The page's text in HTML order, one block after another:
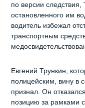
по версии
остановленного им
водитель избежал
транспортным
Евгений Трункин,
полицейским, вину в
признал. Он
позицию за рамками